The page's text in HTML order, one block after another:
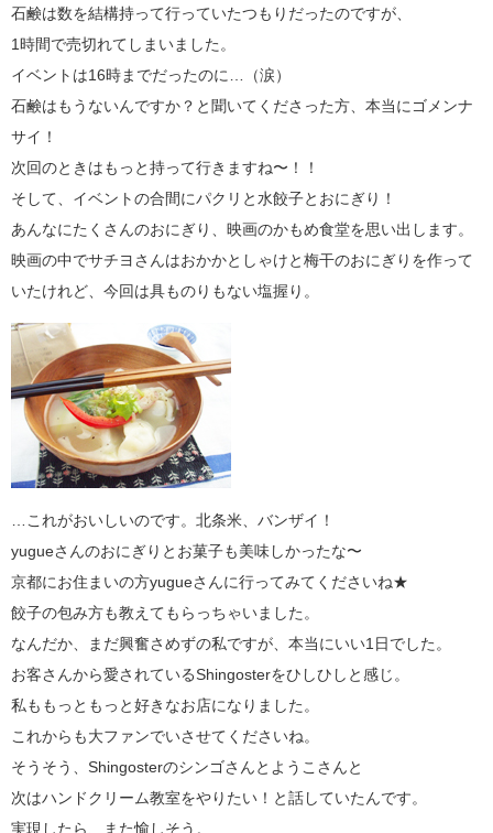
石鹸は数を結構持って行っていたつもりだったのですが、
1時間で売切れてしまいました。
イベントは16時までだったのに…（涙）
石鹸はもうないんですか？と聞いてくださった方、本当にゴメンナ
サイ！
次回のときはもっと持って行きますね〜！！
そして、イベントの合間にパクリと水餃子とおにぎり！
あんなにたくさんのおにぎり、映画のかもめ食堂を思い出します。
映画の中でサチヨさんはおかかとしゃけと梅干のおにぎりを作って
いたけれど、今回は具ものりもない塩握り。
…これがおいしいのです。北条米、バンザイ！
yugueさんのおにぎりとお菓子も美味しかったな〜
京都にお住まいの方yugueさんに行ってみてくださいね★
餃子の包み方も教えてもらっちゃいました。
なんだか、まだ興奮さめずの私ですが、本当にいい1日でした。
お客さんから愛されているShingosterをひしひしと感じ。
私ももっともっと好きなお店になりました。
これからも大ファンでいさせてくださいね。
そうそう、Shingosterのシンゴさんとようこさんと
次はハンドクリーム教室をやりたい！と話していたんです。
実現したら、また愉しそう。